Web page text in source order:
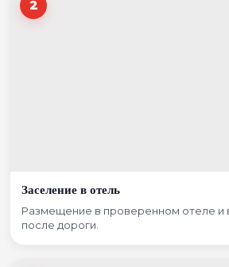
2
Заселение в отель
Размещение в проверенном отеле и
после дороги.